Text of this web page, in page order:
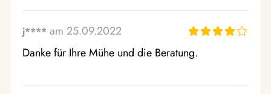
j**** am 25.09.2022
Danke für Ihre Mühe und die Beratung.